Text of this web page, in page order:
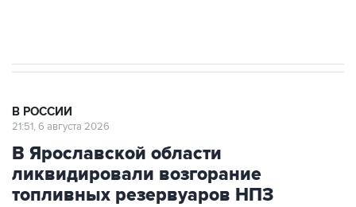
В РОССИИ
21:51, 6 августа 2026
В Ярославской области
ликвидировали возгорание
топливных резервуаров НПЗ